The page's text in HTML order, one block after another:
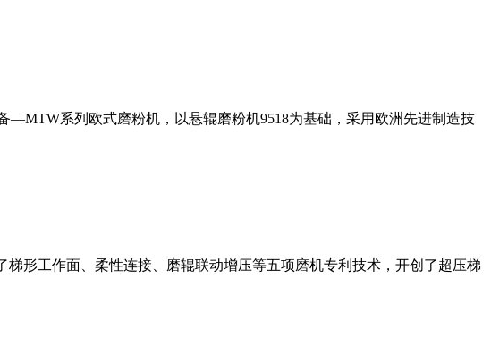
系列欧式磨粉机，以悬辊磨粉机9518为基础，采用欧洲先进制造技
形工作面、柔性连接、磨辊联动增压等五项磨机专利技术，开创了超压梯